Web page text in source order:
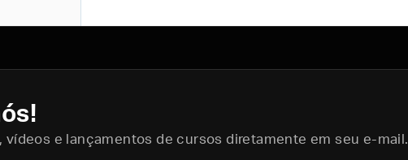
vídeos e lançamentos de cursos diretamente em seu e-mail.